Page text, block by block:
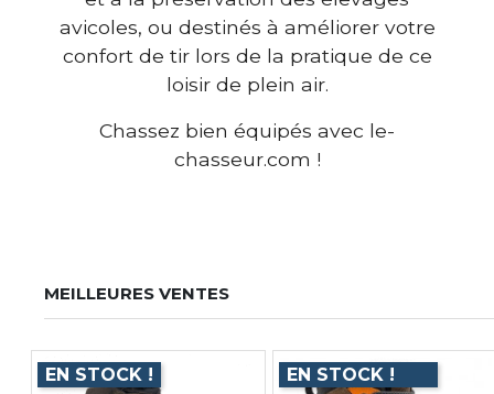
avicoles, ou destinés à améliorer votre
confort de tir lors de la pratique de ce
loisir de plein air.
Chassez bien équipés avec le-
chasseur.com !
MEILLEURES VENTES
EN STOCK ! EN STOCK !